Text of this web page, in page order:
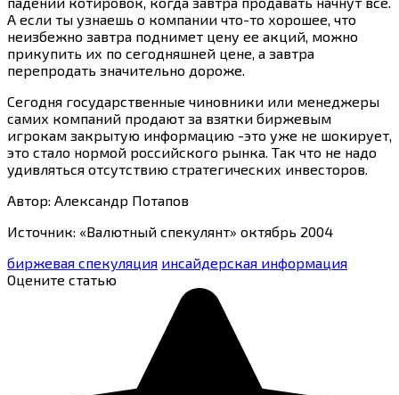
А если ты узнаешь о компании что-то хорошее, что
неизбежно завтра поднимет цену ее акций, можно
прикупить их по сегодняшней цене, а завтра
перепродать значительно дороже.
Сегодня государственные чиновники или менеджеры
самих компаний продают за взятки биржевым
игрокам закрытую информацию -это уже не шокирует,
это стало нормой российского рынка. Так что не надо
удивляться отсутствию стратегических инвесторов.
Автор: Александр Потапов
Источник: «Валютный спекулянт» октябрь 2004
биржевая спекуляция инсайдерская информация
Оцените статью